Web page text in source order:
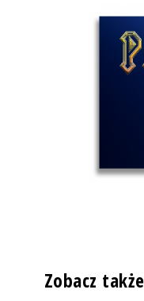
Zobacz także